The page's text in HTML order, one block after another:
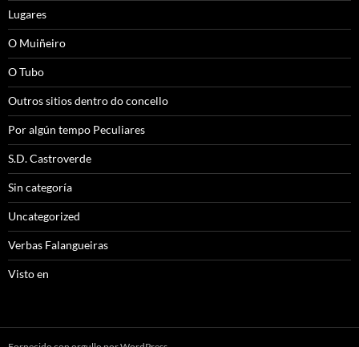
Lugares
O Muiñeiro
O Tubo
Outros sitios dentro do concello
Por algún tempo Peculiares
S.D. Castroverde
Sin categoría
Uncategorized
Verbas Falangueiras
Visto en